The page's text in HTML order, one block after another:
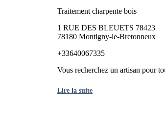
Traitement charpente bois
1 RUE DES BLEUETS 78423
78180 Montigny-le-Bretonneux
+33640067335
Vous recherchez un artisan pour
Lire la suite